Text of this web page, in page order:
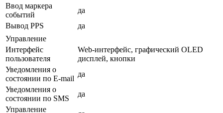
Ввод маркера
событий
да
Вывод PPS
да
Управление
Интерфейс
пользователя
Web-интерфейс, графический OLED
дисплей, кнопки
Уведомления о
состоянии по E-mail
да
Уведомления о
состоянии по SMS
да
Управление